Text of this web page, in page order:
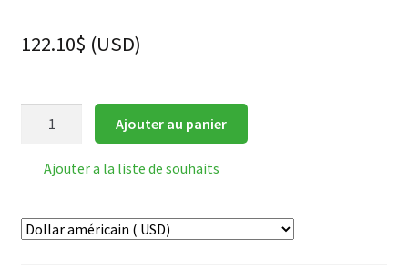
122.10$ (USD)
高
Ajouter au panier
Ajouter a la liste de souhaits